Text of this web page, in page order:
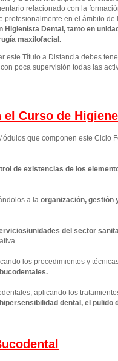
relacionado con la
en el ámbito
Higienista Dental, tanto en
maxilofacial.
este Título a Distancia debes
poca supervisión todas las
Curso de
que componen este Ciclo
de existencias de los
a la organización, gestión
unidades del sector
los procedimientos y
aplicando los
dental, el pulido